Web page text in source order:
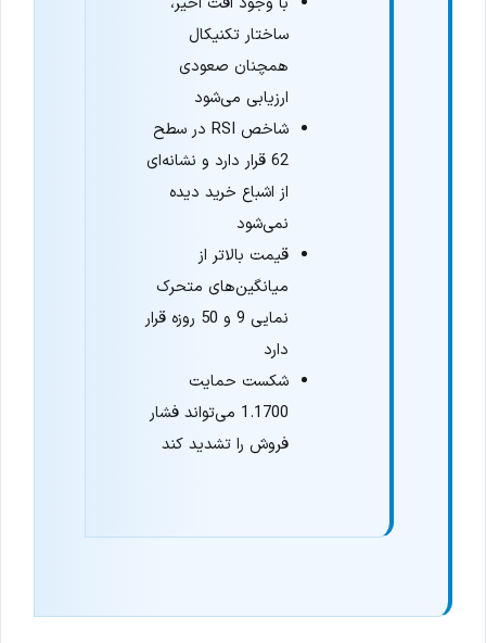
ساختار تکنیکال
همچنان صعودی
ارزیابی می‌شود
شاخص RSI در سطح
62 قرار دارد و نشانه‌ای
از اشباع خرید دیده
نمی‌شود
قیمت بالاتر از
میانگین‌های متحرک
نمایی 9 و 50 روزه قرار
دارد
شکست حمایت
1.1700 می‌تواند فشار
فروش را تشدید کند